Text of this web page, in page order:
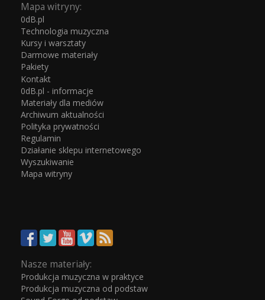
Mapa witryny:
0dB.pl
Technologia muzyczna
Kursy i warsztaty
Darmowe materiały
Pakiety
Kontakt
0dB.pl - informacje
Materiały dla mediów
Archiwum aktualności
Polityka prywatności
Regulamin
Działanie sklepu internetowego
Wyszukiwanie
Mapa witryny
Nasze materiały:
Produkcja muzyczna w praktyce
Produkcja muzyczna od podstaw